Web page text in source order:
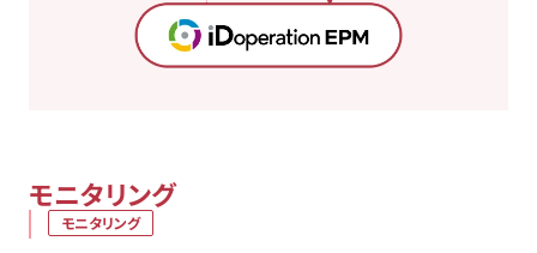
モニタリング
モニタリング